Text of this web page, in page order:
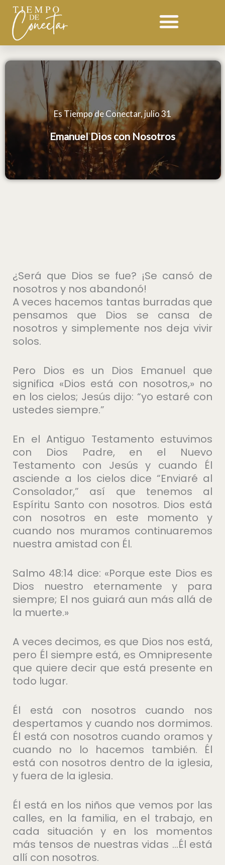
contenido
Es Tiempo de Conectar, julio 31
Emanuel Dios con Nosotros
¿Será que Dios se fue? ¡Se cansó de
nosotros y nos abandonó!
A veces hacemos tantas burradas que
pensamos que Dios se cansa de
nosotros y simplemente nos deja vivir
solos.
Pero Dios es un Dios Emanuel que
significa «Dios está con nosotros,» no
en los cielos; Jesús dijo: “yo estaré con
ustedes siempre.”
En el Antiguo Testamento estuvimos
con Dios Padre, en el Nuevo
Testamento con Jesús y cuando Él
asciende a los cielos dice “Enviaré al
Consolador,” así que tenemos al
Espíritu Santo con nosotros. Dios está
con nosotros en este momento y
cuando nos muramos continuaremos
nuestra amistad con Él.
Salmo 48:14 dice: «Porque este Dios es
Dios nuestro eternamente y para
siempre; El nos guiará aun más allá de
la muerte.»
A veces decimos, es que Dios nos está,
pero Él siempre está, es Omnipresente
que quiere decir que está presente en
todo lugar.
Él está con nosotros cuando nos
despertamos y cuando nos dormimos.
Él está con nosotros cuando oramos y
cuando no lo hacemos también. Él
está con nosotros dentro de la iglesia,
y fuera de la iglesia.
Él está en los niños que vemos por las
calles, en la familia, en el trabajo, en
cada situación y en los momentos
más tensos de nuestras vidas …Él está
allí con nosotros.